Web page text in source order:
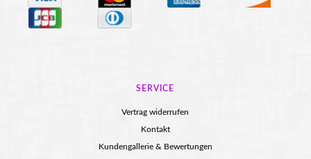
SERVICE
Vertrag widerrufen
Kontakt
Kundengallerie & Bewertungen